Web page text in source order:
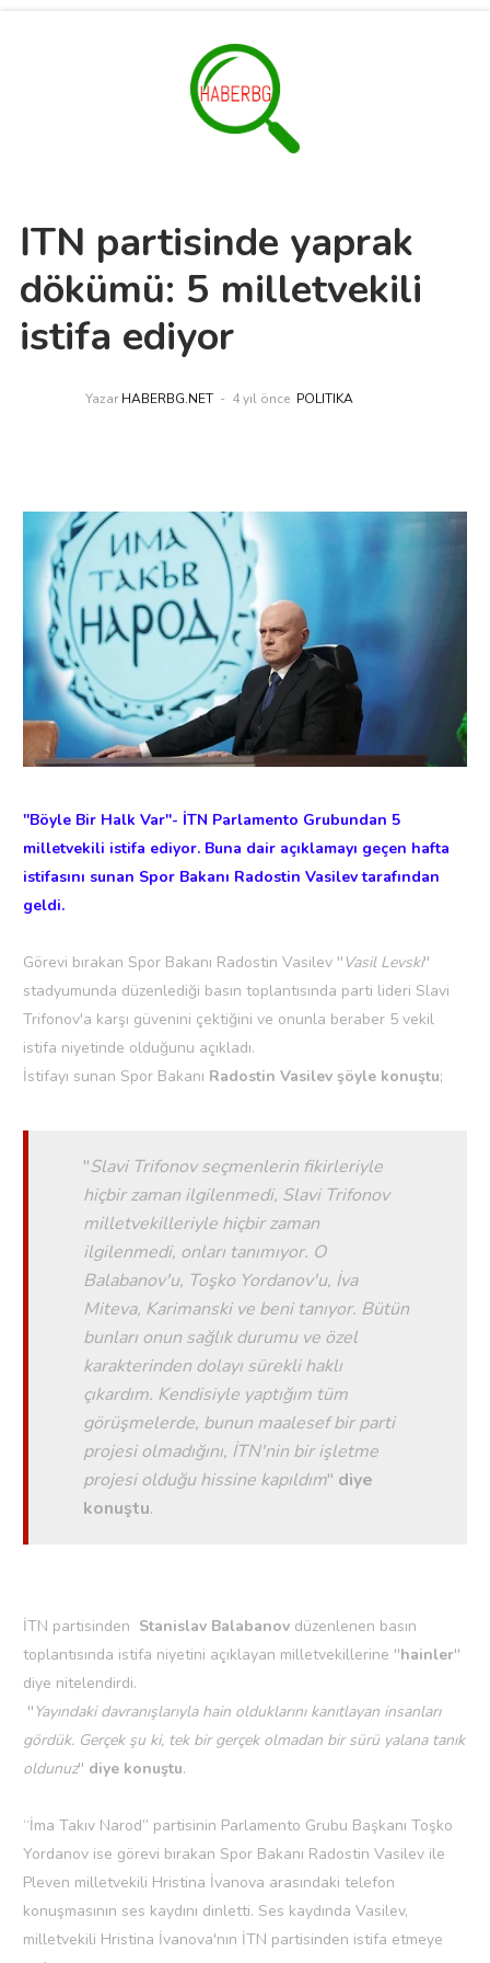
İTN partisinde yaprak
dökümü: 5 milletvekili
istifa ediyor
Yazar HABERBG.NET 4 yıl önce POLITIKA
''Böyle Bir Halk Var''- İTN Parlamento Grubundan 5
milletvekili istifa ediyor. Buna dair açıklamayı geçen hafta
istifasını sunan Spor Bakanı Radostin Vasilev tarafından
geldi.
Görevi bırakan Spor Bakanı Radostin Vasilev ''Vasil Levski''
stadyumunda düzenlediği basın toplantısında parti lideri Slavi
Trifonov'a karşı güvenini çektiğini ve onunla beraber 5 vekil
istifa niyetinde olduğunu açıkladı.
İstifayı sunan Spor Bakanı Radostin Vasilev şöyle konuştu;
''Slavi Trifonov seçmenlerin fikirleriyle
hiçbir zaman ilgilenmedi, Slavi Trifonov
milletvekilleriyle hiçbir zaman
ilgilenmedi, onları tanımıyor. O
Balabanov'u, Toşko Yordanov'u, İva
Miteva, Karimanski ve beni tanıyor. Bütün
bunları onun sağlık durumu ve özel
karakterinden dolayı sürekli haklı
çıkardım. Kendisiyle yaptığım tüm
görüşmelerde, bunun maalesef bir parti
projesi olmadığını, İTN'nin bir işletme
projesi olduğu hissine kapıldım'' diye
konuştu.
İTN partisinden Stanislav Balabanovdüzenlenen basın
toplantısında istifa niyetini açıklayan milletvekillerine ''hainler''
diye nitelendirdi.
''Yayındaki davranışlarıyla hain olduklarını kanıtlayan insanları
gördük. Gerçek şu ki, tek bir gerçek olmadan bir sürü yalana tanık
oldunuz'' diye konuştu.
“İma Takıv Narod” partisinin Parlamento Grubu Başkanı Toşko
Yordanov ise görevi bırakan Spor Bakanı Radostin Vasilev ile
Pleven milletvekili Hristina İvanova arasındaki telefon
konuşmasının ses kaydını dinletti. Ses kaydında Vasilev,
milletvekili Hristina İvanova'nın İTN partisinden istifa etmeye